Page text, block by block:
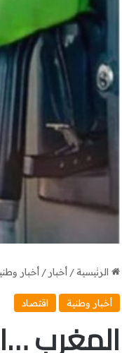
الرئيسية/ أخبار / أخبار
أخبار وطنية اقتصاد
المغرب